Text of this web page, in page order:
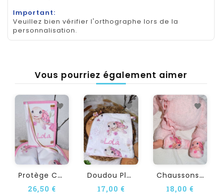
Important:
Veuillez bien vérifier l'orthographe lors de la
personnalisation.
Vous pourriez également aimer
P
Rotège Carnet De Santé...
26,50 €
D
Oudou Plat Personnalisé...
17,00 €
C
Haussons Bébé Personnalisé...
18,00 €